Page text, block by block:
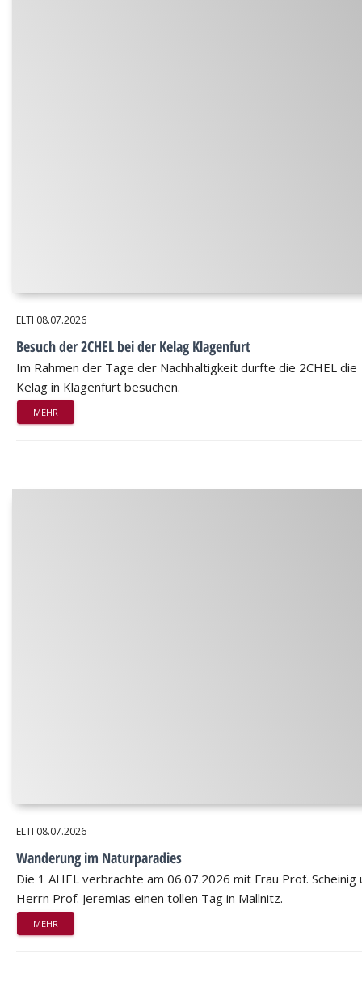
ELTI 08.07.2026
Besuch der 2CHEL bei der Kelag Klagenfurt
Im Rahmen der Tage der Nachhaltigkeit durfte die 2CHEL die
Kelag in Klagenfurt besuchen.
MEHR
ELTI 08.07.2026
Wanderung im Naturparadies
Die 1 AHEL verbrachte am 06.07.2026 mit Frau Prof. Scheinig
Herrn Prof. Jeremias einen tollen Tag in Mallnitz.
MEHR